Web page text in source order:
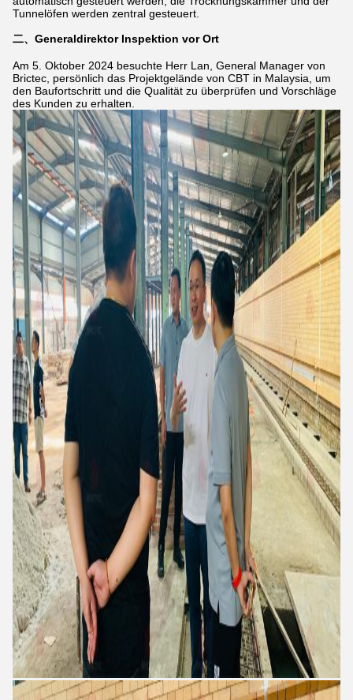
Tunnelöfen werden zentral gesteuert.
二、Generaldirektor Inspektion vor Ort
Am 5. Oktober 2024 besuchte Herr Lan, General Manager von
Brictec, persönlich das Projektgelände von CBT in Malaysia, um
den Baufortschritt und die Qualität zu überprüfen und Vorschläge
des Kunden zu erhalten.